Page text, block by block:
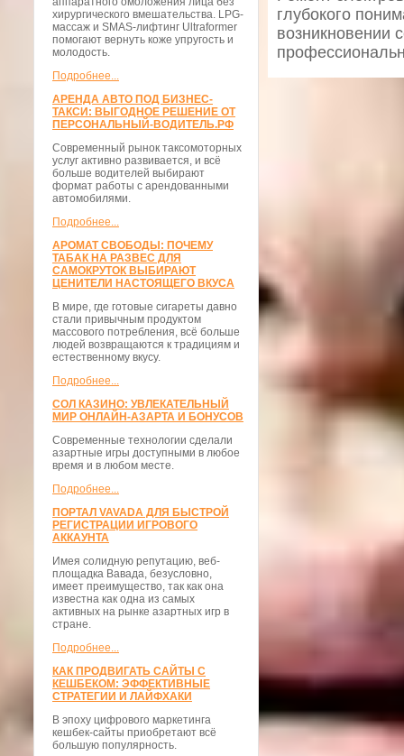
хирургического вмешательства. LPG-
массаж и SMAS-лифтинг Ultraformer
помогают вернуть коже упругость и
молодость.
Подробнее...
АРЕНДА АВТО ПОД БИЗНЕС-
ТАКСИ: ВЫГОДНОЕ РЕШЕНИЕ ОТ
ПЕРСОНАЛЬНЫЙ-ВОДИТЕЛЬ.РФ
Современный рынок таксомоторных
услуг активно развивается, и всё
больше водителей выбирают
формат работы с арендованными
автомобилями.
Подробнее...
АРОМАТ СВОБОДЫ: ПОЧЕМУ
ТАБАК НА РАЗВЕС ДЛЯ
САМОКРУТОК ВЫБИРАЮТ
ЦЕНИТЕЛИ НАСТОЯЩЕГО ВКУСА
В мире, где готовые сигареты давно
стали привычным продуктом
массового потребления, всё больше
людей возвращаются к традициям и
естественному вкусу.
Подробнее...
СОЛ КАЗИНО: УВЛЕКАТЕЛЬНЫЙ
МИР ОНЛАЙН-АЗАРТА И БОНУСОВ
Современные технологии сделали
азартные игры доступными в любое
время и в любом месте.
Подробнее...
ПОРТАЛ VAVADA ДЛЯ БЫСТРОЙ
РЕГИСТРАЦИИ ИГРОВОГО
АККАУНТА
Имея солидную репутацию, веб-
площадка Вавада, безусловно,
имеет преимущество, так как она
известна как одна из самых
активных на рынке азартных игр в
стране.
Подробнее...
КАК ПРОДВИГАТЬ САЙТЫ С
КЕШБЕКОМ: ЭФФЕКТИВНЫЕ
СТРАТЕГИИ И ЛАЙФХАКИ
В эпоху цифрового маркетинга
кешбек-сайты приобретают всё
большую популярность.
глубокого
возникновении